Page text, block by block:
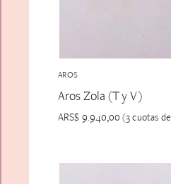
AROS
Aros Zola (T y V)
ARS$9.940,00 (3 cuotas de